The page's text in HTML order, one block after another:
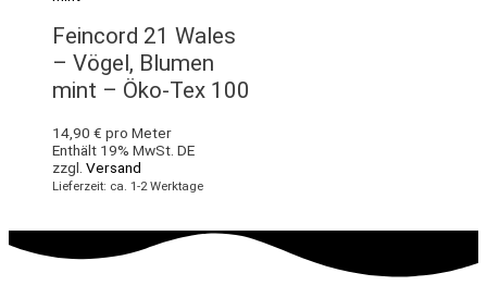
Feincord 21 Wales
– Vögel, Blumen
mint – Öko-Tex 100
14,90 € pro Meter
Enthält 19% MwSt. DE
zzgl. Versand
Lieferzeit: ca. 1-2 Werktage